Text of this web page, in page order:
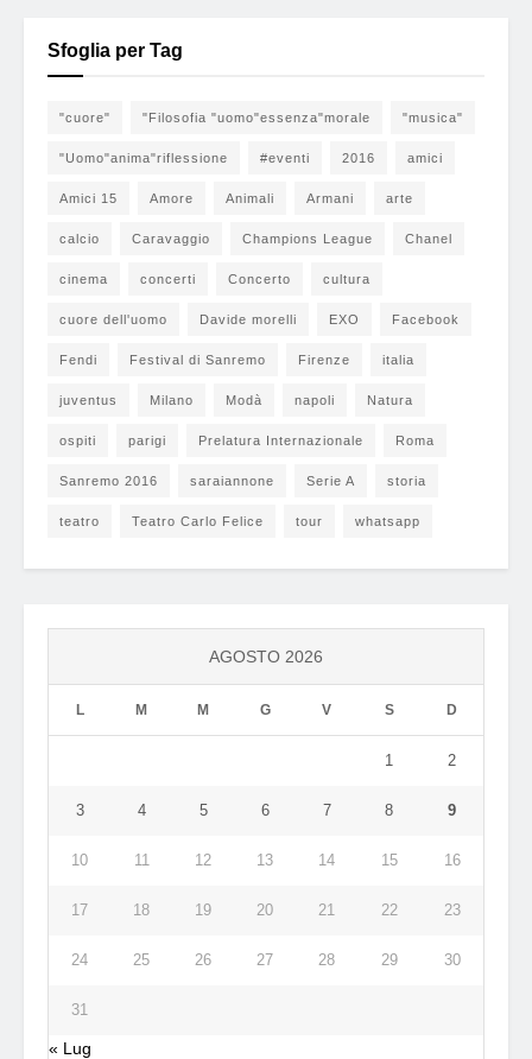
Sfoglia per Tag
"cuore" "Filosofia "uomo"essenza"morale "musica"
"Uomo"anima"riflessione #eventi 2016 amici
Amici 15 Amore Animali Armani arte
calcio Caravaggio Champions League Chanel
cinema concerti Concerto cultura
cuore dell'uomo Davide morelli EXO Facebook
Fendi Festival di Sanremo Firenze italia
juventus Milano Modà napoli Natura
ospiti parigi Prelatura Internazionale Roma
Sanremo 2016 saraiannone Serie A storia
teatro Teatro Carlo Felice tour whatsapp
AGOSTO 2026
L M M G V S D
1 2
3 4 5 6 7 8 9
10 11 12 13 14 15 16
17 18 19 20 21 22 23
24 25 26 27 28 29 30
31
« Lug